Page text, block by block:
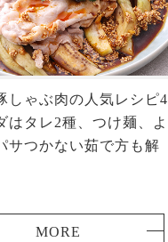
しゃぶ肉の人気レシピ4
はタレ2種、つけ麺、よ
サつかない茹で方も解
MORE